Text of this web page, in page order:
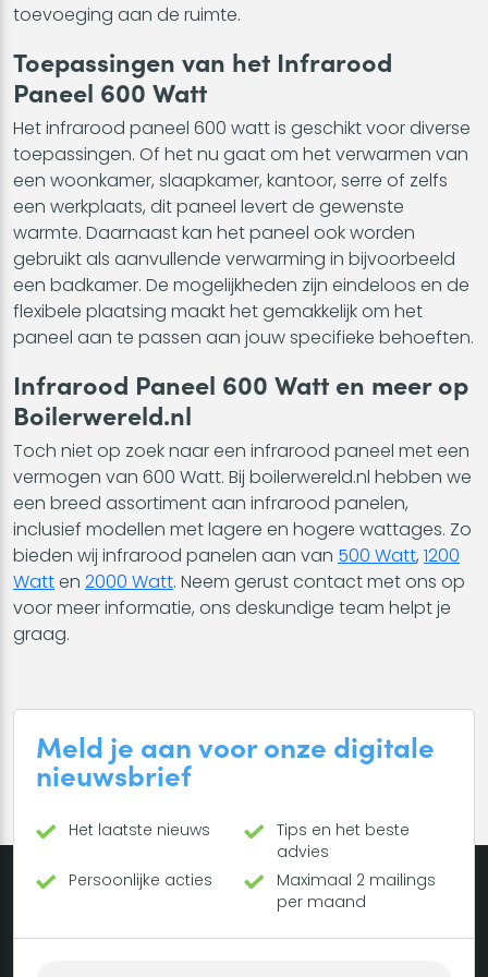
toevoeging aan de ruimte.
Toepassingen van het Infrarood
Paneel 600 Watt
Het infrarood paneel 600 watt is geschikt voor diverse
toepassingen. Of het nu gaat om het verwarmen van
een woonkamer, slaapkamer, kantoor, serre of zelfs
een werkplaats, dit paneel levert de gewenste
warmte. Daarnaast kan het paneel ook worden
gebruikt als aanvullende verwarming in bijvoorbeeld
een badkamer. De mogelijkheden zijn eindeloos en de
flexibele plaatsing maakt het gemakkelijk om het
paneel aan te passen aan jouw specifieke behoeften.
Infrarood Paneel 600 Watt en meer op
Boilerwereld.nl
Toch niet op zoek naar een infrarood paneel met een
vermogen van 600 Watt. Bij boilerwereld.nl hebben we
een breed assortiment aan infrarood panelen,
inclusief modellen met lagere en hogere wattages. Zo
bieden wij infrarood panelen aan van 500 Watt, 1200
Watten 2000 Watt. Neem gerust contact met ons op
voor meer informatie, ons deskundige team helpt je
graag.
Meld je aan voor onze digitale
nieuwsbrief
Het laatste nieuws
Tips en het beste
advies
Persoonlijke acties
Maximaal 2 mailings
per maand